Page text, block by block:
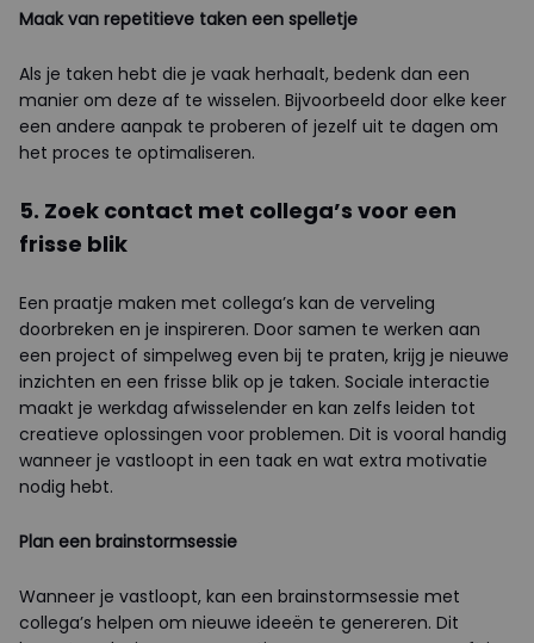
Maak van repetitieve taken een spelletje
Als je taken hebt die je vaak herhaalt, bedenk dan een
manier om deze af te wisselen. Bijvoorbeeld door elke keer
een andere aanpak te proberen of jezelf uit te dagen om
het proces te optimaliseren.
5. Zoek contact met collega’s voor een
frisse blik
Een praatje maken met collega’s kan de verveling
doorbreken en je inspireren. Door samen te werken aan
een project of simpelweg even bij te praten, krijg je nieuwe
inzichten en een frisse blik op je taken. Sociale interactie
maakt je werkdag afwisselender en kan zelfs leiden tot
creatieve oplossingen voor problemen. Dit is vooral handig
wanneer je vastloopt in een taak en wat extra motivatie
nodig hebt.
Plan een brainstormsessie
Wanneer je vastloopt, kan een brainstormsessie met
collega’s helpen om nieuwe ideeën te genereren. Dit